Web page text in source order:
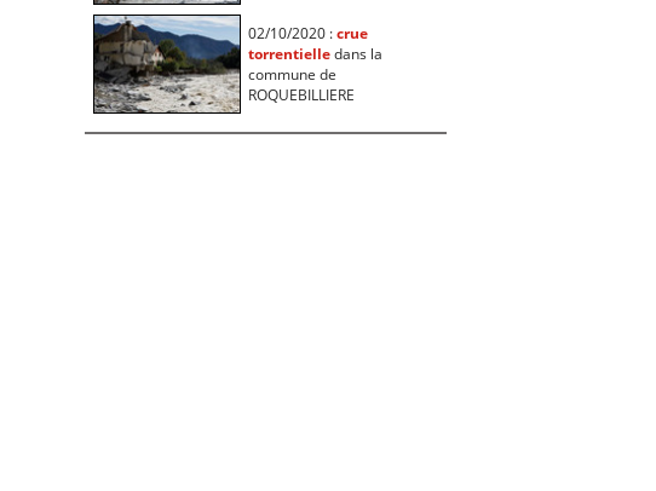
02/10/2020 :crue
torrentielledans la
commune de
ROQUEBILLIERE